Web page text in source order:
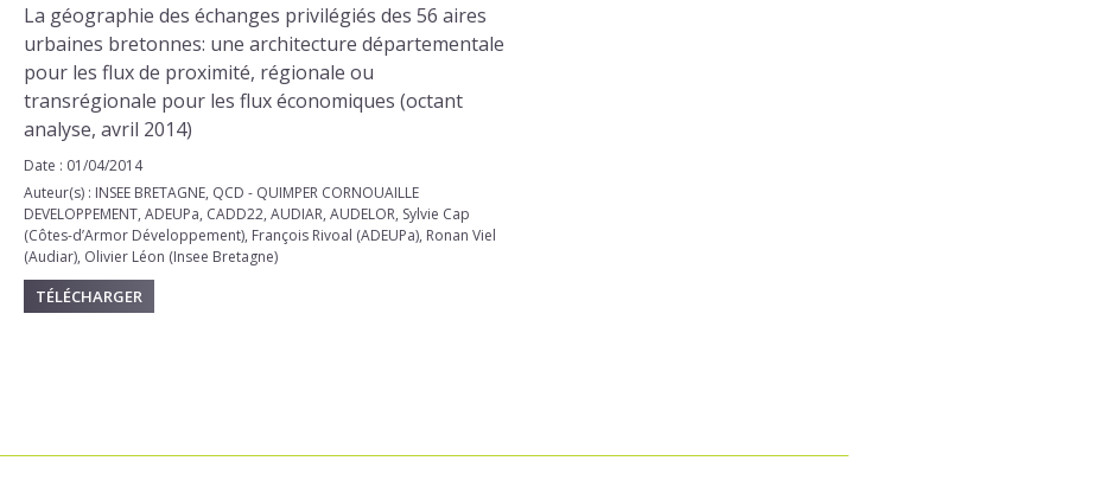
La géographie des échanges privilégiés des 56 aires
urbaines bretonnes: une architecture départementale
pour les flux de proximité, régionale ou
transrégionale pour les flux économiques (octant
analyse, avril 2014)
Date : 01/04/2014
Auteur(s) : INSEE BRETAGNE, QCD - QUIMPER CORNOUAILLE
DEVELOPPEMENT, ADEUPa, CADD22, AUDIAR, AUDELOR, Sylvie Cap
(Côtes-d’Armor Développement), François Rivoal (ADEUPa), Ronan Viel
(Audiar), Olivier Léon (Insee Bretagne)
TÉLÉCHARGER